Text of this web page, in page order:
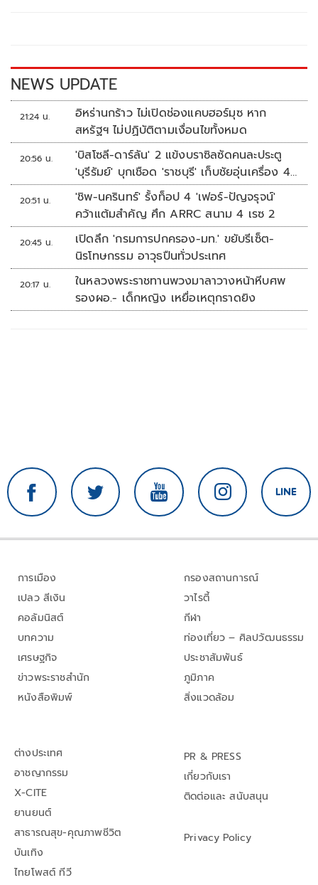
k k
NEWS UPDATE
21:24 น.
อิหร่านกร้าว ไม่เปิดช่องแคบฮอร์มุซ หาก
สหรัฐฯ ไม่ปฏิบัติตามเงื่อนไขทั้งหมด
20:56 น.
'บิสโซลี-ดาร์ลัน' 2 แข้งบราซิลซัดคนละประตู
'บุรีรัมย์' บุกเชือด 'ราชบุรี' เก็บชัยอุ่นเครื่อง 4
นัดรวด
20:51 น.
'ชิพ-นครินทร์' รั้งท็อป 4 'เฟอร์-ปัญจรุจน์'
คว้าแต้มสำคัญ ศึก ARRC สนาม 4 เรซ 2
20:45 น.
เปิดลึก 'กรมการปกครอง-มท.' ขยับรีเซ็ต-
นิรโทษกรรม อาวุธปืนทั่วประเทศ
20:17 น.
ในหลวงพระราชทานพวงมาลาวางหน้าหีบศพ
รองผอ.- เด็กหญิง เหยื่อเหตุกราดยิง
การเมือง
เปลว สีเงิน
คอลัมนิสต์
บทความ
เศรษฐกิจ
ข่าวพระราชสำนัก
หนังสือพิมพ์
กรองสถานการณ์
วาไรตี้
กีฬา
ท่องเที่ยว – ศิลปวัฒนธรรม
ประชาสัมพันธ์
ภูมิภาค
สิ่งแวดล้อม
ต่างประเทศ
อาชญากรรม
X-CITE
ยานยนต์
สาธารณสุข-คุณภาพชีวิต
บันเทิง
ไทยโพสต์ ทีวี
PR & PRESS
เกี่ยวกับเรา
ติดต่อและ สนับสนุน
Privacy Policy